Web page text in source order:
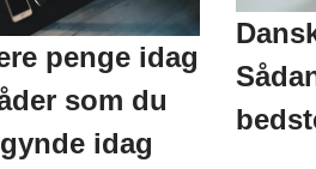
penge idag
som du
idag